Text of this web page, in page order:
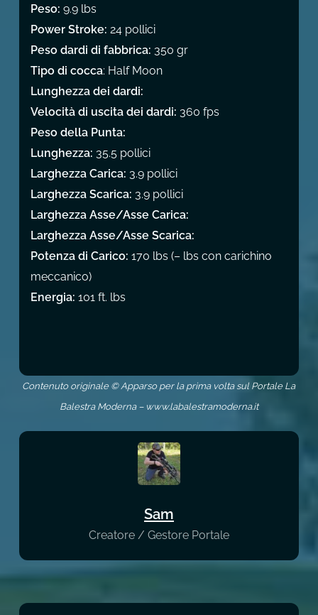
Peso: 9.9 lbs
Power Stroke: 24 pollici
Peso dardi di fabbrica: 350 gr
Tipo di cocca: Half Moon
Lunghezza dei dardi:
Velocità di uscita dei dardi: 360 fps
Peso della Punta:
Lunghezza: 35.5 pollici
Larghezza Carica: 3.9 pollici
Larghezza Scarica: 3.9 pollici
Larghezza Asse/Asse Carica:
Larghezza Asse/Asse Scarica:
Potenza di Carico: 170 lbs (– lbs con carichino
meccanico)
Energia: 101 ft. lbs
Contenuto originale © Apparso per la prima volta sul Portale La
Balestra Moderna – www.labalestramoderna.it
Sam
Creatore / Gestore Portale